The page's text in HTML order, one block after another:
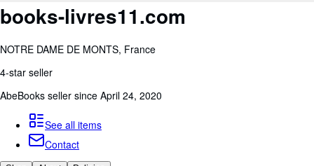
My Purchases
Sign Off
Advanced Search
Browse Collections
Rare Books
Art & Collectables
books-livres11.com
NOTRE DAME DE MONTS, France
4-star seller
AbeBooks seller since April 24, 2020
See all items
Contact